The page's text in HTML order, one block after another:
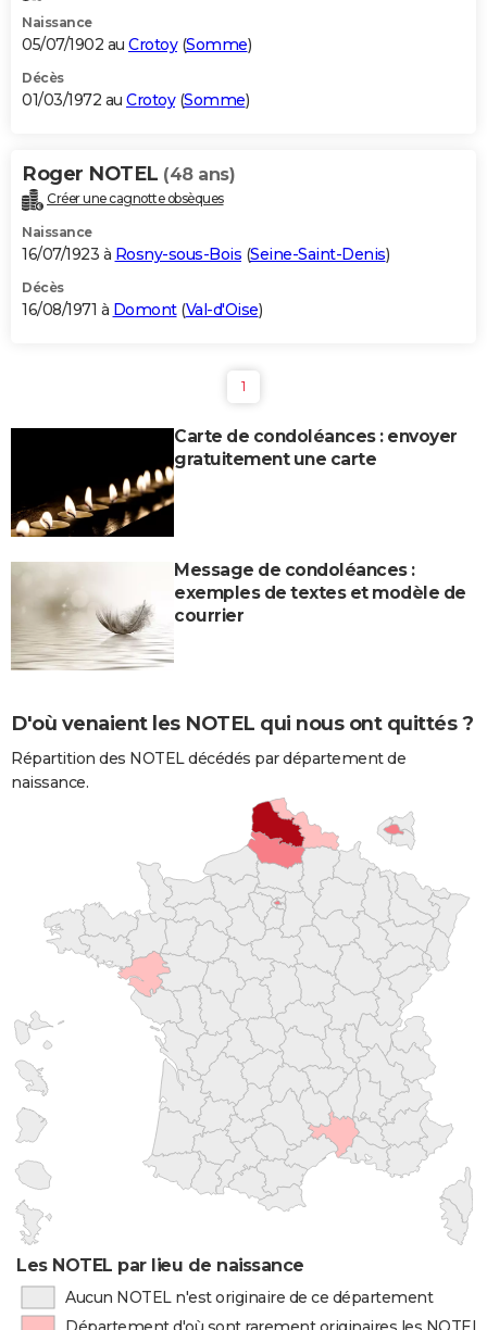
Naissance
05/07/1902 au Crotoy(Somme)
Décès
01/03/1972 au Crotoy(Somme)
Roger NOTEL (48 ans)
Créer une cagnotte obsèques
Naissance
16/07/1923 à Rosny-sous-Bois (Seine-Saint-Denis)
Décès
16/08/1971 à Domont(Val-d'Oise)
1
Carte de condoléances : envoyer
gratuitement une carte
Message de condoléances :
exemples de textes et modèle de
courrier
D'où venaient les NOTEL qui nous ont quittés ?
Répartition des NOTEL décédés par département de
naissance.
Les NOTEL par lieu de naissance
Aucun NOTEL n'est originaire de ce département